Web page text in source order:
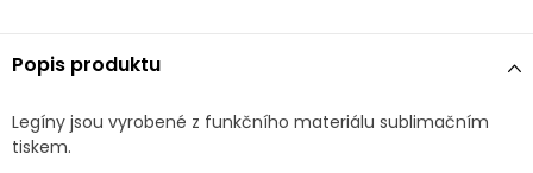
Popis produktu
Legíny jsou vyrobené z funkčního materiálu sublimačním
tiskem.